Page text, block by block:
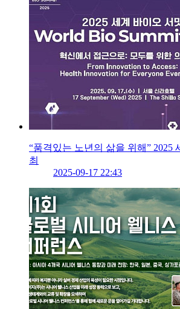
“품격있는 노년의 삶을 위해” 2025
최
2025-09-17 22:43